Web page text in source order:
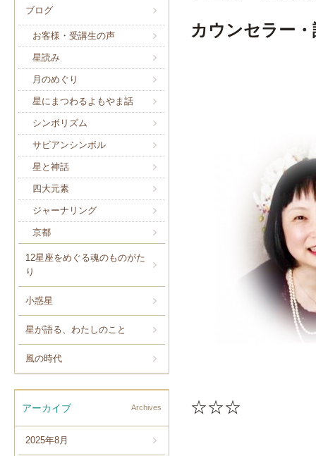
ブログ
お客様・受講生の声
星読み
月のめぐり
星にまつわるよもやま話
シンボリズム
サビアンシンボル
星と神話
四大元素
ジャーナリング
京都
12星座をめぐる魂のものがた
り
小惑星
星が語る、わたしのこと
風の時代
アーカイブ Archives
2025年8月
カウンセラー
☆☆☆